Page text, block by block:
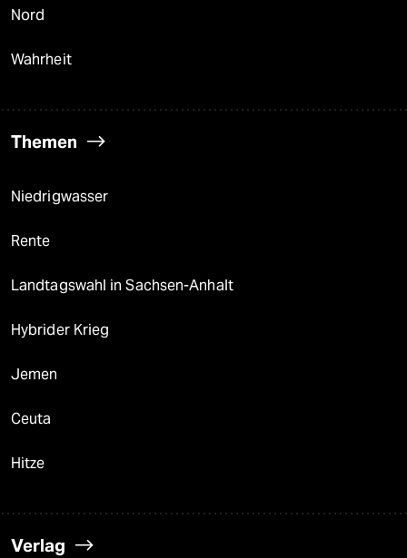
Nord
Wahrheit
Themen
Niedrigwasser
Rente
Landtagswahl in Sachsen-Anhalt
Hybrider Krieg
Jemen
Ceuta
Hitze
Verlag